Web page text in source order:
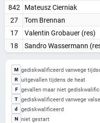
842 Mateusz Cierniak
27
Tom Brennan
17
Valentin Grobauer (res)
18
Sandro Wassermann
M gediskwalificeerd vanwege
R uitgevallen tijdens de heat
F gevallen maar niet
T gediskwalificeerd vanwege
d gediskwalificeerd
N niet gestart
Maak
Word Supporter,
Registreer gratis